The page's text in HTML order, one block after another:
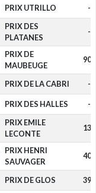
PRIX UTRILLO -
PRIX DES
PLATANES
-
PRIX DE
MAUBEUGE
900
PRIX DE LA CABRI -
PRIX DES HALLES -
PRIX EMILE
LECONTE
130
PRIX HENRI
SAUVAGER
400
PRIX DE GLOS 390